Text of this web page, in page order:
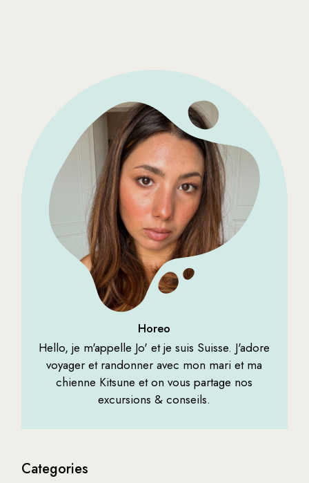
Horeo
Hello, je m'appelle Jo' et je suis Suisse. J'adore
voyager et randonner avec mon mari et ma
chienne Kitsune et on vous partage nos
excursions & conseils.
Categories